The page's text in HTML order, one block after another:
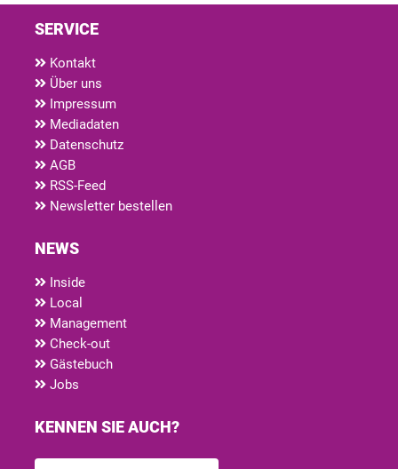
SERVICE
Kontakt
Über uns
Impressum
Mediadaten
Datenschutz
AGB
RSS-Feed
Newsletter bestellen
NEWS
Inside
Local
Management
Check-out
Gästebuch
Jobs
KENNEN SIE AUCH?